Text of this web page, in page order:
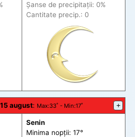
Șanse de precipitații: 0%
Cantitate precip.: 0
august: Max:33˚ - Min:17˚ +
Senin
Minima nopții: 17°